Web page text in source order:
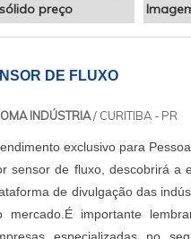
preço
DE FLUXO
INDÚSTRIA/ CURITIBA - PR
exclusivo para
sensor de fluxo, descobrirá a
de divulgação das
mercado.É importante